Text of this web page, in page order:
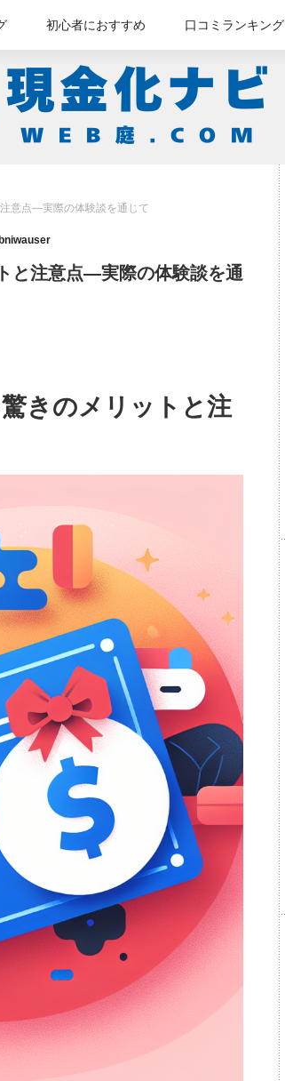
初心者におすすめ 口コミランキング
意点—実際の体験談を通じて
と注意点—実際の体験談を通
きのメリットと注